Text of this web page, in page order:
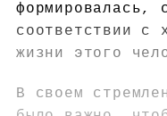
формировалась,
соответствии с
жизни этого
В своем